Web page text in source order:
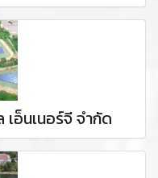
อ็นเนอร์จี จำกัด